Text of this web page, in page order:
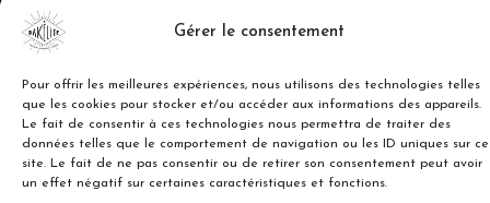
Gérer le consentement
Pour offrir les meilleures expériences, nous utilisons des technologies telles
que les cookies pour stocker et/ou accéder aux informations des appareils.
Le fait de consentir à ces technologies nous permettra de traiter des
données telles que le comportement de navigation ou les ID uniques sur ce
site. Le fait de ne pas consentir ou de retirer son consentement peut avoir
un effet négatif sur certaines caractéristiques et fonctions.